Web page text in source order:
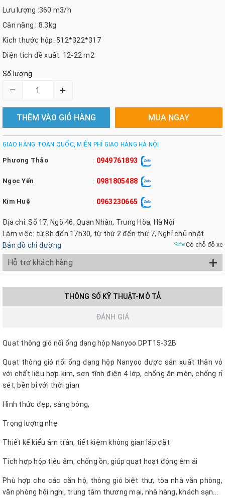
Lưu lượng :360 m3/h
Cân nặng : 8.3kg
Kích thước hộp: 512*322*317
Diện tích đề xuất: 12-22 m2
Số lượng
– +
THÊM VÀO GIỎ HÀNG MUA NGAY
GIAO HÀNG TOÀN QUỐC, MIỄN PHÍ GIAO HÀNG HÀ NỘI
Phương Thảo : 0949761893
Ngọc Yến : 0981805488
Kim Huệ : 0963230665
Địa chỉ: Số 17, Ngõ 46, Quan Nhân, Trung Hòa, Hà Nội
Làm việc: từ 8h đến 17h30, từ thứ 2 đến thứ 7, Nghỉ chủ nhật
Bản đồ chỉ đường
Có chỗ đỗ xe
Hỗ trợ khách hàng +
THÔNG SỐ KỸ THUẬT-MÔ TẢ
ĐÁNH GIÁ
Quạt thông gió nối ống dạng hộp Nanyoo DPT15-32B
Quạt thông gió nối ống dạng hộp Nanyoo được sản xuất thân vỏ
với chất liệu hợp kim, sơn tĩnh điện 4 lớp, chống ăn mòn, chống rỉ
sét, bền bỉ với thời gian
Hình thức đẹp, sáng bóng,
Trọng lượng nhẹ
Thiết kế kiểu âm trần, tiết kiệm không gian lắp đặt
Tích hợp hộp tiêu âm, chống ồn, giúp quạt hoạt động êm ái
Phù hợp cho các căn hộ, thông gió biệt thự, tòa nhà văn phòng,
văn phòng hội nghị, trung tâm thương mại, nhà hàng, khách sạn...